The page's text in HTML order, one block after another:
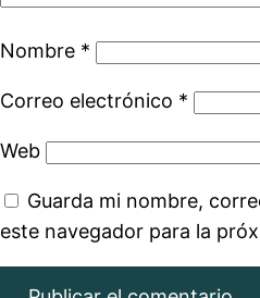
Nombre *
Correo electrónico *
Web
Guarda mi nombre,
este navegador para la